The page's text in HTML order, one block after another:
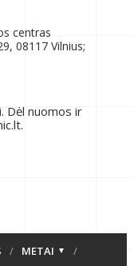
centras
08117 Vilnius;
Dėl nuomos ir
/ METAI
/